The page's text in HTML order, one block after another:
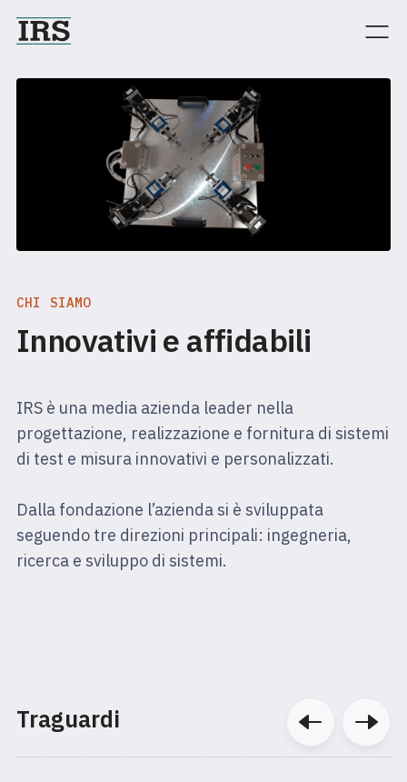
CHI SIAMO
Innovativi e affidabili
IRS è una media azienda leader nella
progettazione, realizzazione e fornitura di sistemi
di test e misura innovativi e personalizzati.
Dalla fondazione l’azienda si è sviluppata
seguendo tre direzioni principali: ingegneria,
ricerca e sviluppo di sistemi.
Traguardi